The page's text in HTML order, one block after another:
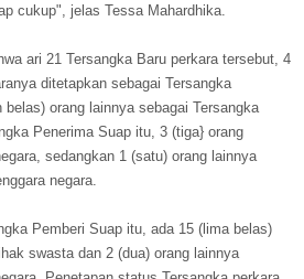
cukup", jelas Tessa Mahardhika.
ari 21 Tersangka Baru perkara tersebut, 4
ditetapkan sebagai Tersangka
orang lainnya sebagai Tersangka
Penerima Suap itu, 3 (tiga} orang
sedangkan 1 (satu) orang lainnya
negara.
Pemberi Suap itu, ada 15 (lima belas)
swasta dan 2 (dua) orang lainnya